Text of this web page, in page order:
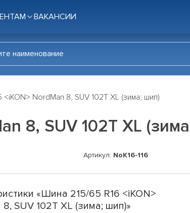
ВАКАНСИИ
NordMan 8, SUV 102T XL (зима; шип)
8, SUV 102T XL
Артикул: NoK16-116
«Шина 215/65 R16 <iKON>
SUV 102T XL (зима; шип)»